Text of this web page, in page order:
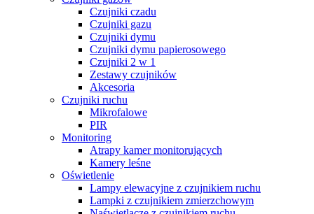
Czujniki czadu
Czujniki gazu
Czujniki dymu
Czujniki dymu papierosowego
Czujniki 2 w 1
Zestawy czujników
Akcesoria
Czujniki ruchu
Mikrofalowe
PIR
Monitoring
Atrapy kamer monitorujących
Kamery leśne
Oświetlenie
Lampy elewacyjne z czujnikiem ruchu
Lampki z czujnikiem zmierzchowym